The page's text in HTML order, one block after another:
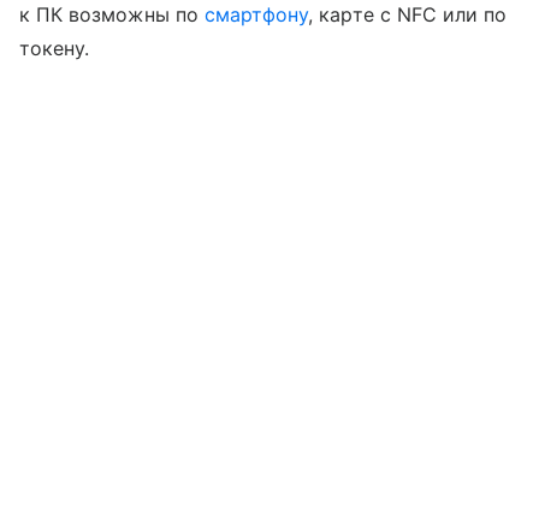
к ПК возможны по смартфону, карте с NFC или по
токену.